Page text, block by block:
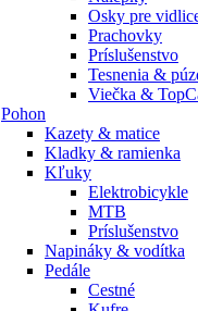
Osky pre
Prachovky
Príslušenstvo
Tesnenia &
Viečka &
Pohon
Kazety & matice
Kladky & ramienka
Kľuky
Elektrobicykle
MTB
Príslušenstvo
Napináky & vodítka
Pedále
Cestné